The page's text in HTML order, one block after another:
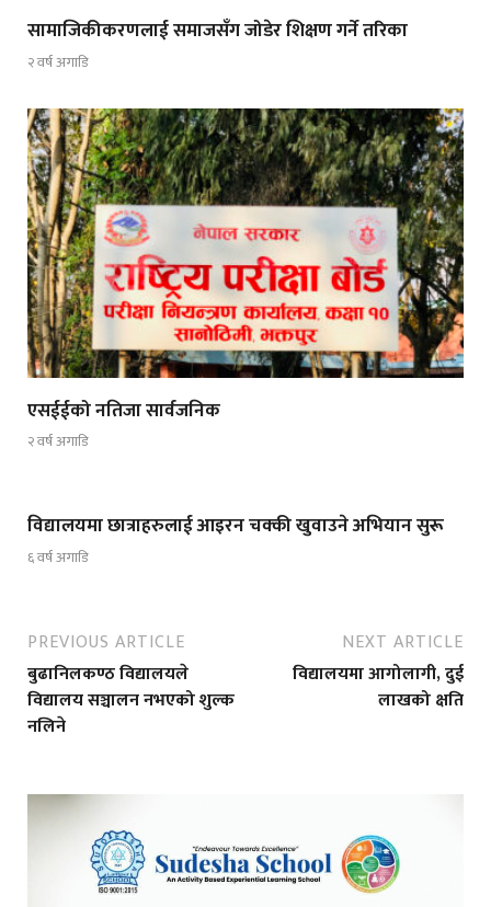
सामाजिकीकरणलाई समाजसँग जोडेर शिक्षण गर्ने तरिका
२ वर्ष अगाडि
एसईईको नतिजा सार्वजनिक
२ वर्ष अगाडि
विद्यालयमा छात्राहरुलाई आइरन चक्की खुवाउने अभियान सुरू
६ वर्ष अगाडि
PREVIOUS ARTICLE
बुढानिलकण्ठ विद्यालयले
विद्यालय सञ्चालन नभएको शुल्क
नलिने
NEXT ARTICLE
विद्यालयमा आगोलागी, दुई
लाखको क्षति